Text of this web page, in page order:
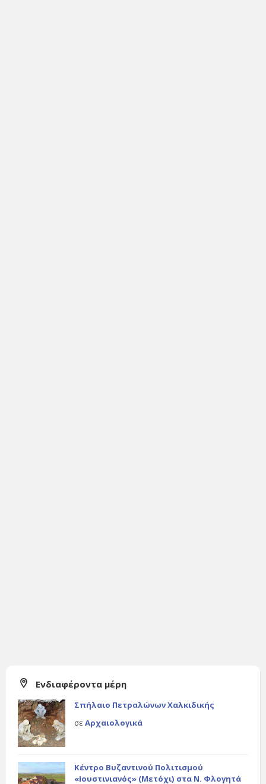
Ενδιαφέροντα μέρη
Σπήλαιο Πετραλώνων Χαλκιδικής
σε Αρχαιολογικά
Κέντρο Βυζαντινού Πολιτισμού
«Ιουστινιανός» (Μετόχι) στα Ν. Φλογητά